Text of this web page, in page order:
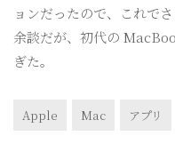
ョンだったので、これでさ
余談だが、初代の
ぎた。
Apple Mac アプリ